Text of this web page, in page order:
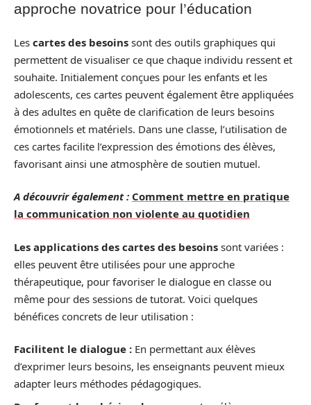
approche novatrice pour l’éducation
Les cartes des besoins sont des outils graphiques qui
permettent de visualiser ce que chaque individu ressent et
souhaite. Initialement conçues pour les enfants et les
adolescents, ces cartes peuvent également être appliquées
à des adultes en quête de clarification de leurs besoins
émotionnels et matériels. Dans une classe, l’utilisation de
ces cartes facilite l’expression des émotions des élèves,
favorisant ainsi une atmosphère de soutien mutuel.
A découvrir également : Comment mettre en pratique
la communication non violente au quotidien
Les applications des cartes des besoins sont variées :
elles peuvent être utilisées pour une approche
thérapeutique, pour favoriser le dialogue en classe ou
même pour des sessions de tutorat. Voici quelques
bénéfices concrets de leur utilisation :
Facilitent le dialogue : En permettant aux élèves
d’exprimer leurs besoins, les enseignants peuvent mieux
adapter leurs méthodes pédagogiques.